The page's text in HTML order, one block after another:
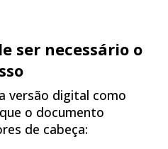
ser necessário o
versão digital como
o documento
de cabeça: